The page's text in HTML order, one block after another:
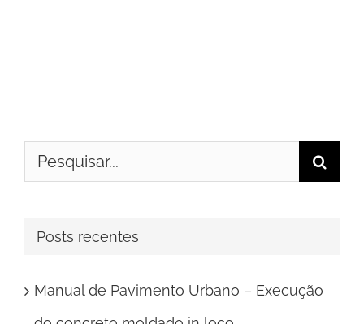
Buscar
Posts recentes
Manual de Pavimento Urbano – Execução